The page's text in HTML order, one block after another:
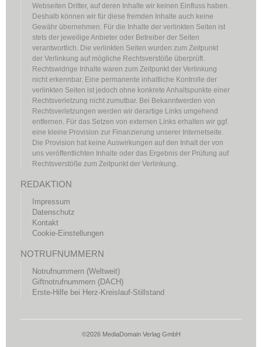
Webseiten Dritter, auf deren Inhalte wir keinen Einfluss haben.
Deshalb können wir für diese fremden Inhalte auch keine
Gewähr übernehmen. Für die Inhalte der verlinkten Seiten ist
stets der jeweilige Anbieter oder Betreiber der Seiten
verantwortlich. Die verlinkten Seiten wurden zum Zeitpunkt
der Verlinkung auf mögliche Rechtsverstöße überprüft.
Rechtswidrige Inhalte waren zum Zeitpunkt der Verlinkung
nicht erkennbar. Eine permanente inhaltliche Kontrolle der
verlinkten Seiten ist jedoch ohne konkrete Anhaltspunkte einer
Rechtsverletzung nicht zumutbar. Bei Bekanntwerden von
Rechtsverletzungen werden wir derartige Links umgehend
entfernen. Für das Setzen von externen Links erhalten wir ggf.
eine kleine Provision zur Finanzierung unserer Internetseite.
Die Provision hat keine Auswirkungen auf den Inhalt der von
uns veröffentlichten Inhalte oder das Ergebnis der Prüfung auf
Rechtsverstöße zum Zeitpunkt der Verlinkung.
REDAKTION
Impressum
Datenschutz
Kontakt
Cookie-Einstellungen
NOTRUFNUMMERN
Notrufnummern (Weltweit)
Giftnotrufnummern (DACH)
Erste-Hilfe bei Herz-Kreislauf-Stillstand
©2026 MediaDomain Verlag GmbH